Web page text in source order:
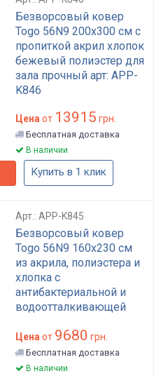
Безворсовый ковер
Togo 56N9 200х300 см с
пропиткой акрил хлопок
бежевый полиэстер для
зала прочный арт: APP-
K846
Цена от 13915 грн.
Бесплатная доставка
В наличии
Купить в 1 клик
Арт.: APP-K845
Безворсовый ковер
Togo 56N9 160x230 см
из акрила, полиэстера и
хлопка с
антибактериальной и
водоотталкивающей
APP-K845
Цена от 9680 грн.
Бесплатная доставка
В наличии